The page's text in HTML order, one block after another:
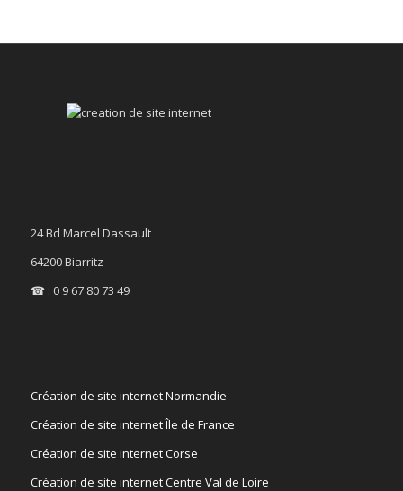
24 Bd Marcel Dassault
64200 Biarritz
☎ : 0 9 67 80 73 49
Création de site internet Normandie
Création de site internet Île de France
Création de site internet Corse
Création de site internet Centre Val de Loire